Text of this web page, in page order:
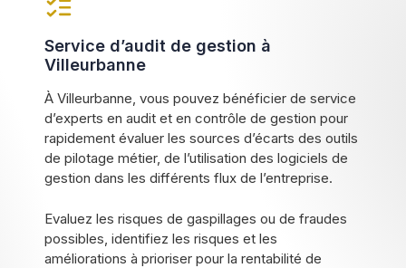
Service d’audit de gestion à
Villeurbanne
À Villeurbanne, vous pouvez bénéficier de service
d’experts en audit et en contrôle de gestion pour
rapidement évaluer les sources d’écarts des outils
de pilotage métier, de l’utilisation des logiciels de
gestion dans les différents flux de l’entreprise.
Evaluez les risques de gaspillages ou de fraudes
possibles, identifiez les risques et les
améliorations à prioriser pour la rentabilité de